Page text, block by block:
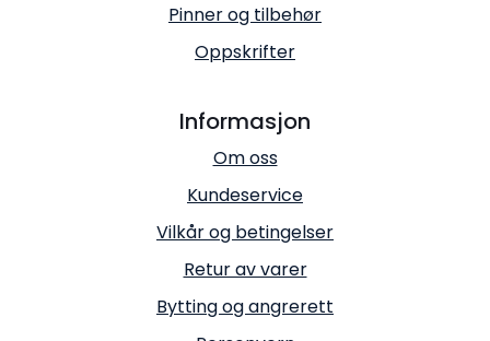
Pinner og tilbehør
Oppskrifter
Informasjon
Om oss
Kundeservice
Vilkår og betingelser
Retur av varer
Bytting og angrerett